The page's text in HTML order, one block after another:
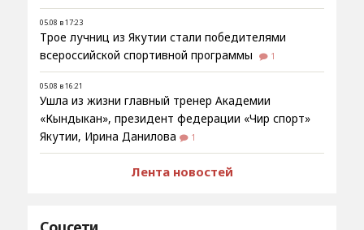
05.08 в 17:23
Трое лучниц из Якутии стали победителями
всероссийской спортивной программы
1
05.08 в 16:21
Ушла из жизни главный тренер Академии
«Кындыкан», президент федерации «Чир спорт»
Якутии, Ирина Данилова
1
Лента новостей